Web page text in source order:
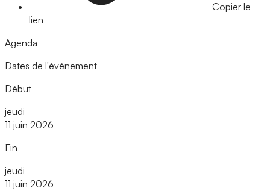
Copier le
lien
Agenda
Dates de l'événement
Début
jeudi
11 juin 2026
Fin
jeudi
11 juin 2026